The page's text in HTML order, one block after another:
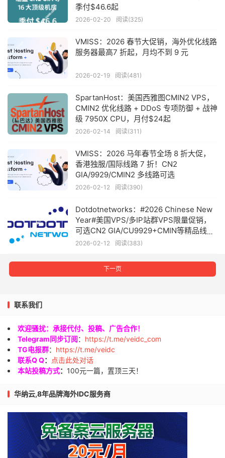
季付$46.6起
2026-02-20 阅读(325)
VMISS：2026 春节大促销，海外优化线路
服务器最高7 折起，月均不到 9 元
2026-02-19 阅读(481)
SpartanHost：美国西雅图CMIN2 VPS，
CMIN2 优化线路 + DDoS 专项防御 + 战神
级 7950X CPU，月付$24起
2026-02-14 阅读(311)
VMISS：2026 马年春节全场 8 折大促，
香港独服/国际线路 7 折！CN2
GIA/9929/CMIN2 多线路可选
2026-02-12 阅读(390)
Dotdotnetworks：#2026 Chinese New
Year#美国VPS/多IP站群VPS限量促销，
可选CN2 GIA/CU9929+CMIN等精品线
路，年付$34.9起
2026-02-12 阅读(383)
下一页
联系我们
欢迎骚扰：承接代付、投稿、广告合作！
Telegram同步订阅： https://t.me/veidc_com
TG电报群： https://t.me/veidc
联系Q Q：
点击此处对话
本站投稿方式： 100元一篇，置顶三天！
华纳云,8年品牌海外IDC服务商